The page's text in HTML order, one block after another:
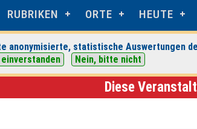
RUBRIKEN ORTE HEUTE
anonymisierte, statistische
einverstanden Nein, bitte nicht
>Laden auf Zeit> Veranstaltungsdetails
Diese